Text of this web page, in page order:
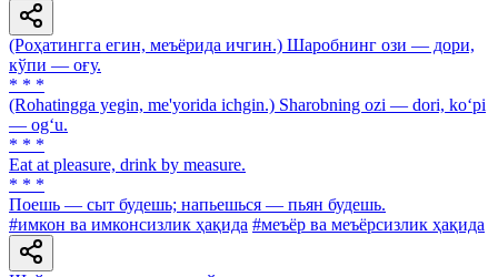
(Роҳатингга егин, меъёрида ичгин.) Шаробнинг ози — дори,
кўпи — оғу.
* * *
(Rohatingga yegin, me'yorida ichgin.) Sharobning ozi — dori, ko‘pi
— og‘u.
* * *
Eat at pleasure, drink by measure.
* * *
Поешь — сыт будешь; напьешься — пьян будешь.
#имкон ва имконсизлик ҳақида #меъёр ва меъёрсизлик ҳақида